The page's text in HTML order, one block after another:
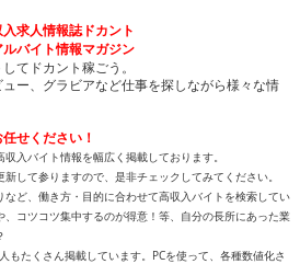
求人情報誌ドカント
バイト情報マガジン
てドカント稼ごう。
ー、グラビアなど仕事を探しながら様々な情
せください！
入バイト情報を幅広く掲載しております。
して参りますので、是非チェックしてみてください。
ど、働き方・目的に合わせて高収入バイトを検索してい
コツコツ集中するのが得意！等、自分の長所にあった業
もたくさん掲載しています。PCを使って、各種数値化さ